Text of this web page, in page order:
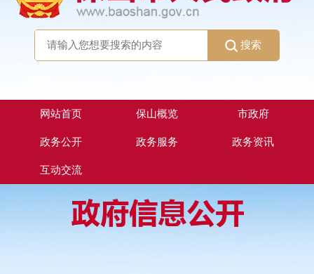
搜索
网站首页 保山概览 市政府
政务公开 政务服务 政务资讯
互动交流